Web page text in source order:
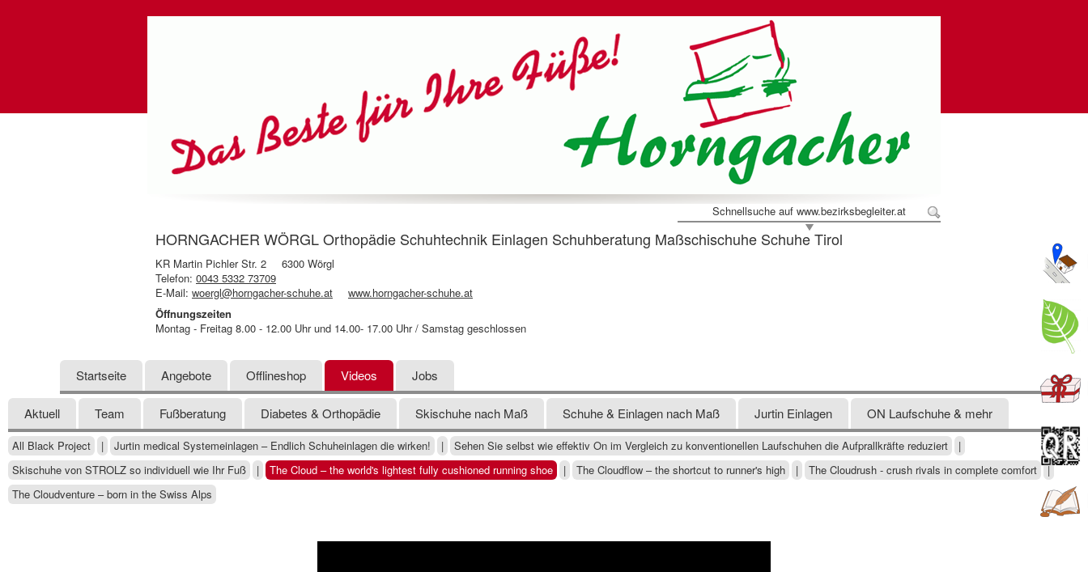
Schnellsuche auf www.bezirksbegleiter.at
HORNGACHER WÖRGL Orthopädie Schuhtechnik Einlagen Schuhberatung Maßschischuhe Schuhe Tirol
KR Martin Pichler Str. 2
6300 Wörgl
Telefon: 0043 5332 73709
E-Mail: woergl@horngacher-schuhe.at
www.horngacher-schuhe.at
Öffnungszeiten
Montag - Freitag 8.00 - 12.00 Uhr und 14.00- 17.00 Uhr / Samstag geschlossen
Startseite Angebote Offlineshop Videos Jobs
Aktuell Team Fußberatung Diabetes & Orthopädie Skischuhe nach Maß Schuhe & Einlagen nach Maß Jurtin Einlagen ON Laufschuhe & mehr
All Black Project | Jurtin medical Systemeinlagen – Endlich Schuheinlagen die wirken! | Sehen Sie selbst wie effektiv On im Vergleich zu konventionellen Laufschuhen die Aufprallkräfte reduziert
|
Skischuhe von STROLZ so individuell wie Ihr Fuß
| The Cloud – the world's lightest fully cushioned running shoe | The Cloudflow – the shortcut to runner's high | The Cloudrush - crush rivals in complete comfort
|
The Cloudventure – born in the Swiss Alps